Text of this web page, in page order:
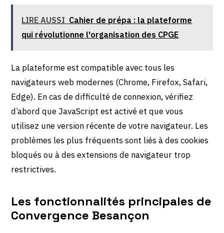
LIRE AUSSI Cahier de prépa : la plateforme
qui révolutionne l'organisation des CPGE
La plateforme est compatible avec tous les
navigateurs web modernes (Chrome, Firefox, Safari,
Edge). En cas de difficulté de connexion, vérifiez
d’abord que JavaScript est activé et que vous
utilisez une version récente de votre navigateur. Les
problèmes les plus fréquents sont liés à des cookies
bloqués ou à des extensions de navigateur trop
restrictives.
Les fonctionnalités principales de
Convergence Besançon